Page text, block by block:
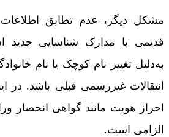
مشکل دیگر، عدم تطابق
قدیمی با مدارک شناسایی
به‌دلیل تغییر نام کوچک یا نام
انتقالات غیررسمی قبلی باشد. در
احراز هویت مانند گواهی انحصار
الزامی است.